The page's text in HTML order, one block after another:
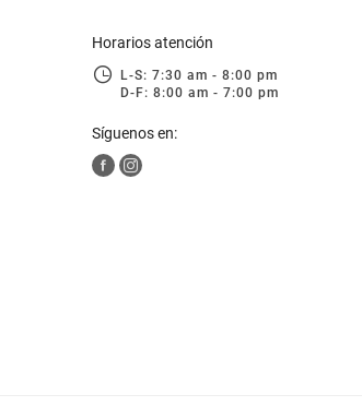
moda
deportes
Horarios atención
L-S: 7:30 am - 8:00 pm
D-F: 8:00 am - 7:00 pm
Síguenos en: